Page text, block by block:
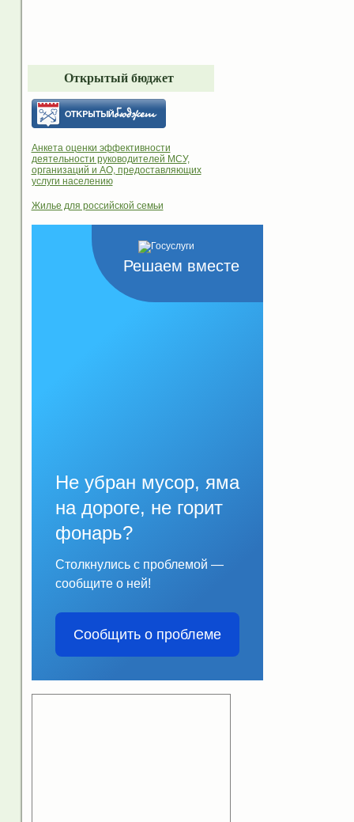
Открытый бюджет
Анкета оценки эффективности
деятельности руководителей МСУ,
организаций и АО, предоставляющих
услуги населению
Жилье для российской семьи
Решаем вместе
Не убран мусор, яма
на дороге, не горит
фонарь?
Столкнулись с проблемой —
сообщите о ней!
Сообщить о проблеме